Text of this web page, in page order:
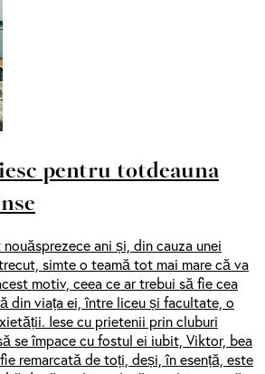
pentru totdeauna
ani și, din cauza unei
simte o teamă tot mai mare că va
motiv, ceea ce ar trebui să fie cea
din viața ei, între liceu și facultate, o
Iese cu prietenii prin cluburi
se împace cu fostul ei iubit, Viktor, bea
remarcată de toți, deși, în esență, este